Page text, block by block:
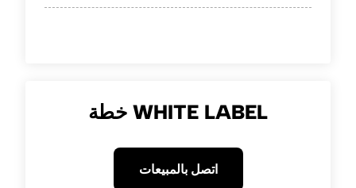
خطة WHITE LABEL
اتصل بالمبيعات